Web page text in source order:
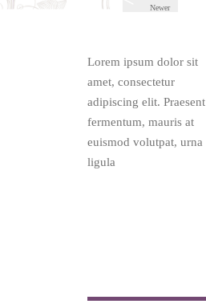
Newer
Lorem ipsum dolor sit
amet, consectetur
adipiscing elit. Praesent
fermentum, mauris at
euismod volutpat, urna
ligula